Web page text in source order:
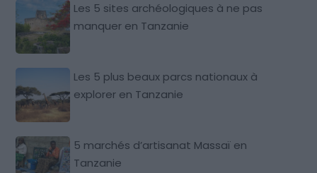
Les 5 sites archéologiques à ne pas
manquer en Tanzanie
Les 5 plus beaux parcs nationaux à
explorer en Tanzanie
5 marchés d’artisanat Massaï en
Tanzanie